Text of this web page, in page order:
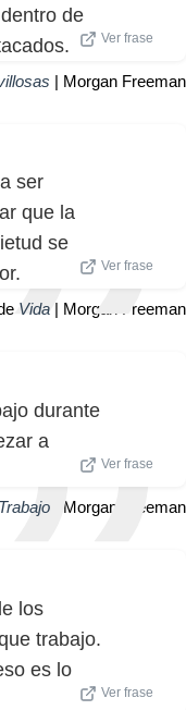
de
Ver frase
| Morgan Freeman
ser
que la
se
Ver frase
Vida | Morgan Freeman
durante
a
Ver frase
Trabajo | Morgan Freeman
los
trabajo.
es lo
Ver frase